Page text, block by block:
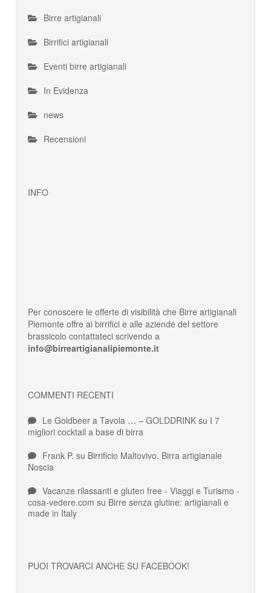
Birre artigianali
Birrifici artigianali
Eventi birre artigianali
In Evidenza
news
Recensioni
INFO
Per conoscere le offerte di visibilità che Birre artigianali
Piemonte offre ai birrifici e alle aziende del settore
brassicolo contattateci scrivendo a
info@birreartigianalipiemonte.it
COMMENTI RECENTI
Le Goldbeer a Tavola … – GOLDDRINK su I 7
migliori cocktail a base di birra
Frank P. su Birrificio Maltovivo. Birra artigianale
Noscia
Vacanze rilassanti e gluten free - Viaggi e Turismo -
cosa-vedere.com su Birre senza glutine: artigianali e
made in Italy
PUOI TROVARCI ANCHE SU FACEBOOK!